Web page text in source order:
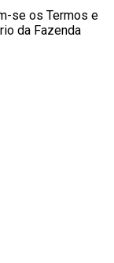
se os Termos e
da Fazenda